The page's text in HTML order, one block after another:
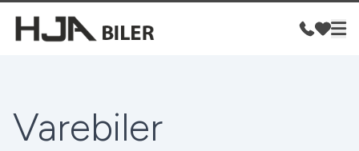
Varebiler